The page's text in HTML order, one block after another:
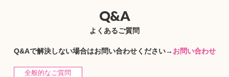
Q&A
よくあるご質問
Q&Aで解決しない場合はお問い合わせください→ お問い合わせ
全般的なご質問